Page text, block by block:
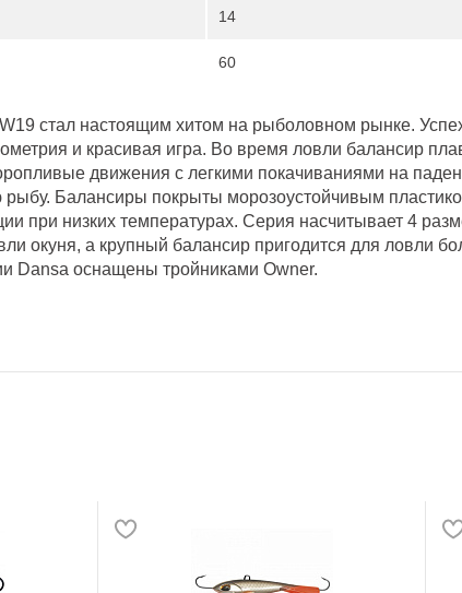
14
60
стал настоящим хитом на рыболовном рынке.
и красивая игра. Во время ловли балансир
движения с легкими покачиваниями на
Балансиры покрыты морозоустойчивым
при низких температурах. Серия насчитывает 4
окуня, а крупный балансир пригодится для ловли
Dansa оснащены тройниками Owner.